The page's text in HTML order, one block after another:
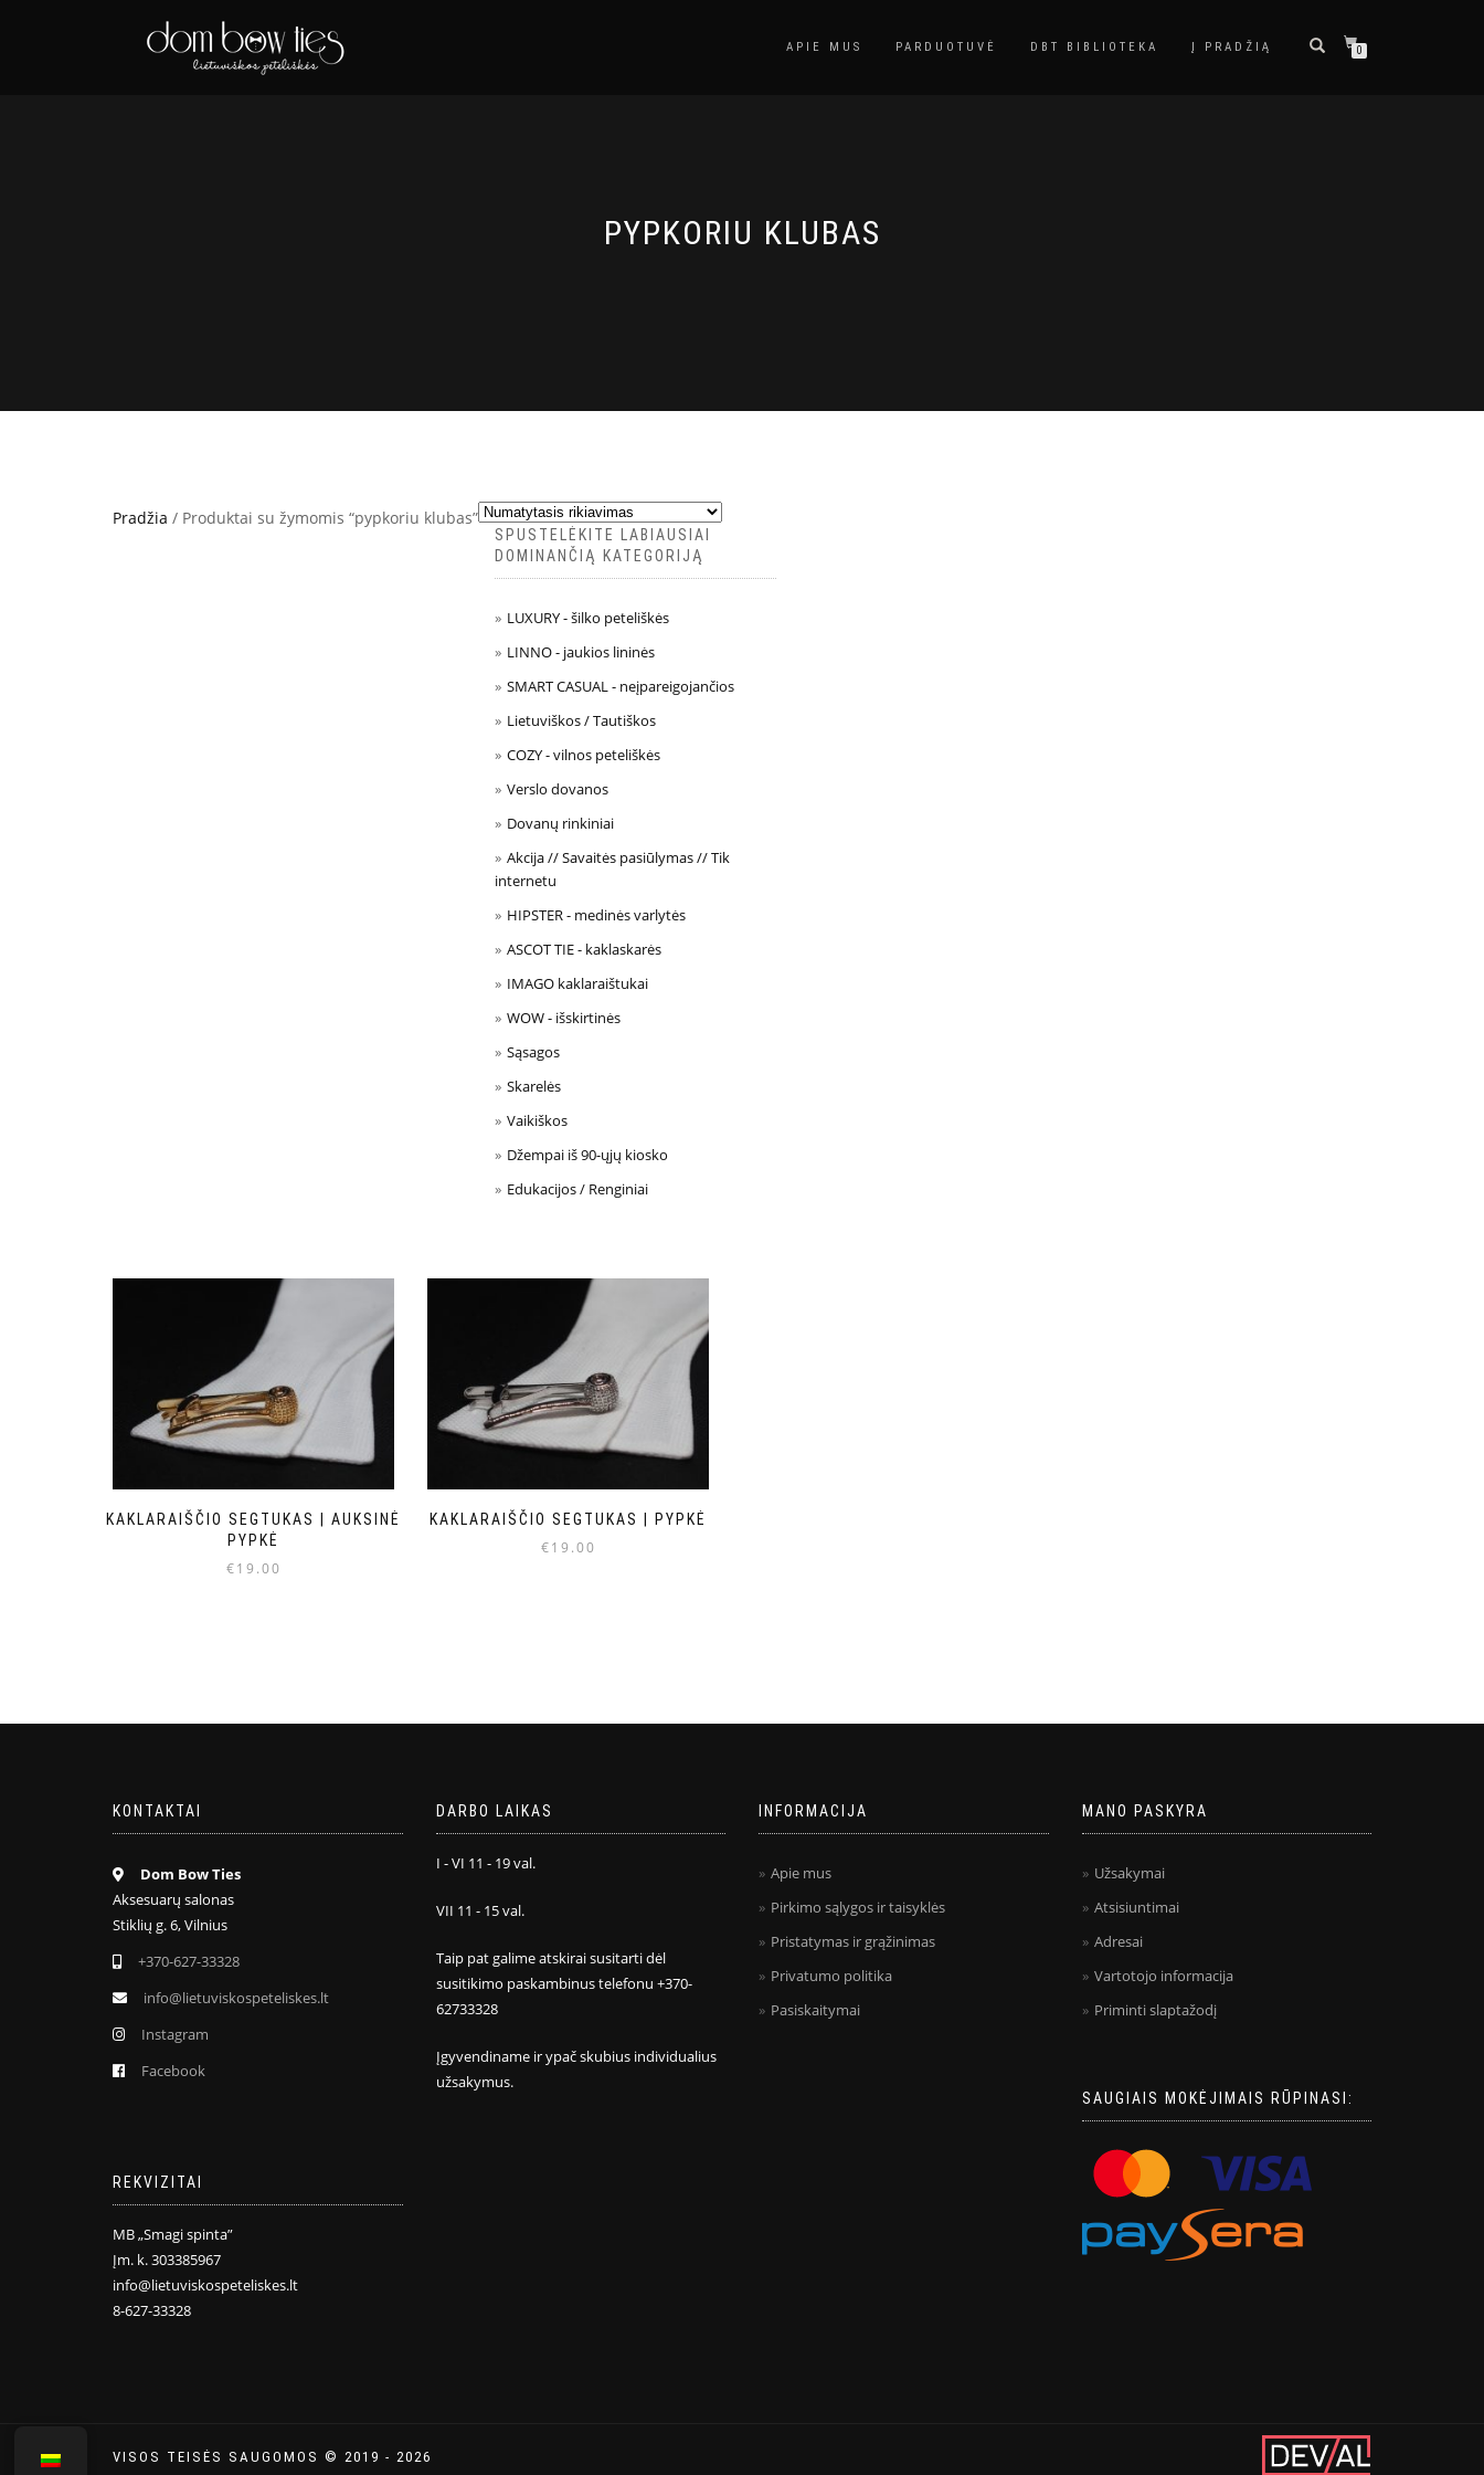
APIE MUS PARDUOTUVĖ DBT BIBLIOTEKA Į PRADŽIĄ 0
PYPKORIU KLUBAS
Pradžia / Produktai su žymomis “pypkoriu klubas”
SPUSTELĖKITE LABIAUSIAI
DOMINANČIĄ KATEGORIJĄ
LUXURY - šilko peteliškės
LINNO - jaukios lininės
SMART CASUAL - neįpareigojančios
Lietuviškos / Tautiškos
COZY - vilnos peteliškės
Verslo dovanos
Dovanų rinkiniai
Akcija // Savaitės pasiūlymas // Tik
internetu
HIPSTER - medinės varlytės
ASCOT TIE - kaklaskarės
IMAGO kaklaraištukai
WOW - išskirtinės
Sąsagos
Skarelės
Vaikiškos
Džempai iš 90-ųjų kiosko
Edukacijos / Renginiai
KAKLARAIŠČIO SEGTUKAS | AUKSINĖ
PYPKĖ
€19.00
KAKLARAIŠČIO SEGTUKAS | PYPKĖ
€19.00
KONTAKTAI
Dom Bow Ties
Aksesuarų salonas
Stiklių g. 6, Vilnius
+370-627-33328
info@lietuviskospeteliskes.lt
Instagram
Facebook
REKVIZITAI
MB „Smagi spinta”
Įm. k. 303385967
info@lietuviskospeteliskes.lt
8-627-33328
DARBO LAIKAS
I - VI 11 - 19 val.
VII 11 - 15 val.
Taip pat galime atskirai susitarti dėl
susitikimo paskambinus telefonu +370-
62733328
Įgyvendiname ir ypač skubius individualius
užsakymus.
INFORMACIJA
Apie mus
Pirkimo sąlygos ir taisyklės
Pristatymas ir grąžinimas
Privatumo politika
Pasiskaitymai
MANO PASKYRA
Užsakymai
Atsisiuntimai
Adresai
Vartotojo informacija
Priminti slaptažodį
SAUGIAIS MOKĖJIMAIS RŪPINASI:
VISOS TEISĖS SAUGOMOS © 2019 - 2026